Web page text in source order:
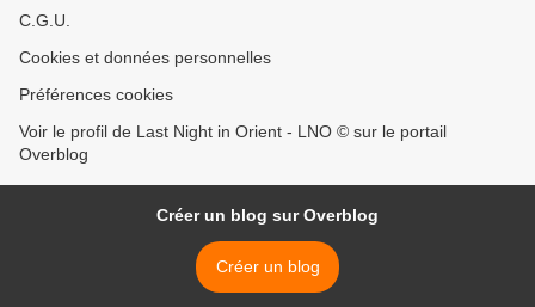
C.G.U.
Cookies et données personnelles
Préférences cookies
Voir le profil de Last Night in Orient - LNO © sur le portail
Overblog
Créer un blog sur Overblog
Créer un blog